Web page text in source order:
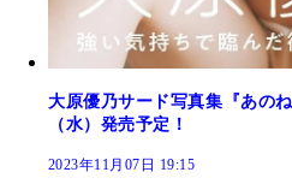
大原優乃サード写真集『あの
（水）発売予定！
2023年11月07日 19:15